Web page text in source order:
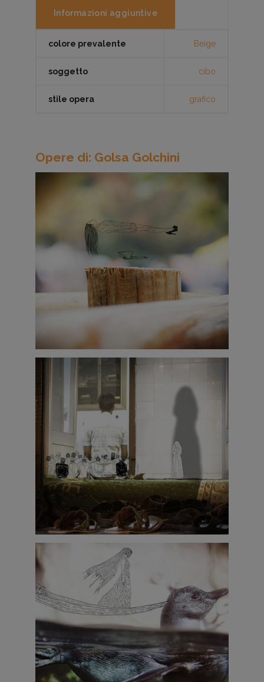
Informazioni aggiuntive
colore prevalente Beige
soggetto cibo
stile opera grafico
Opere di: Golsa Golchini